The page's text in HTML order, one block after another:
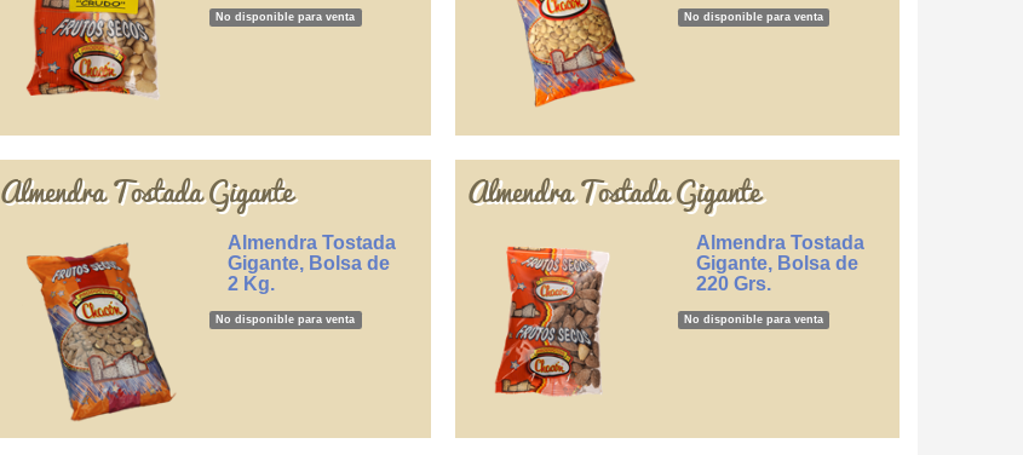
No disponible para venta No disponible para venta
Almendra Tostada Gigante
Almendra Tostada
Gigante, Bolsa de
2 Kg.
No disponible para venta
Almendra Tostada Gigante
Almendra Tostada
Gigante, Bolsa de
220 Grs.
No disponible para venta